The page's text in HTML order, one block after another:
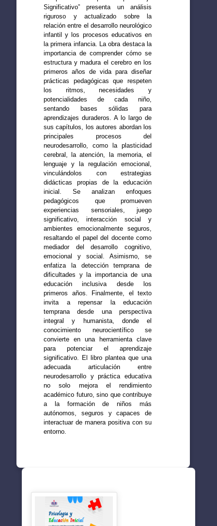
Significativo” presenta un análisis
riguroso y actualizado sobre la
relación entre el desarrollo neurológico
infantil y los procesos educativos en
la primera infancia. La obra destaca la
importancia de comprender cómo se
estructura y madura el cerebro en los
primeros años de vida para diseñar
prácticas pedagógicas que respeten
los ritmos, necesidades y
potencialidades de cada niño,
sentando bases sólidas para
aprendizajes duraderos. A lo largo de
sus capítulos, los autores abordan los
principales procesos del
neurodesarrollo, como la plasticidad
cerebral, la atención, la memoria, el
lenguaje y la regulación emocional,
vinculándolos con estrategias
didácticas propias de la educación
inicial. Se analizan enfoques
pedagógicos que promueven
experiencias sensoriales, juego
significativo, interacción social y
ambientes emocionalmente seguros,
resaltando el papel del docente como
mediador del desarrollo cognitivo,
emocional y social. Asimismo, se
enfatiza la detección temprana de
dificultades y la importancia de una
educación inclusiva desde los
primeros años. Finalmente, el texto
invita a repensar la educación
temprana desde una perspectiva
integral y humanista, donde el
conocimiento neurocientífico se
convierte en una herramienta clave
para potenciar el aprendizaje
significativo. El libro plantea que una
adecuada articulación entre
neurodesarrollo y práctica educativa
no solo mejora el rendimiento
académico futuro, sino que contribuye
a la formación de niños más
autónomos, seguros y capaces de
interactuar de manera positiva con su
entorno.